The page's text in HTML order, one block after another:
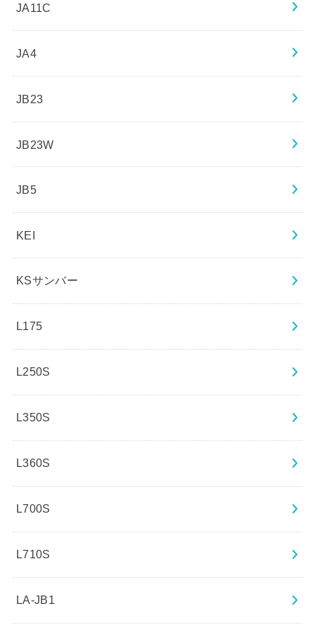
JA11C
JA4
JB23
JB23W
JB5
KEI
KSサンバー
L175
L250S
L350S
L360S
L700S
L710S
LA-JB1